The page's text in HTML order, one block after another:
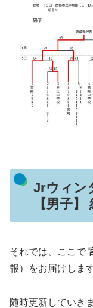
Jrウィン
【男子】
それでは、ここで
報）をお届けします
随時更新していき